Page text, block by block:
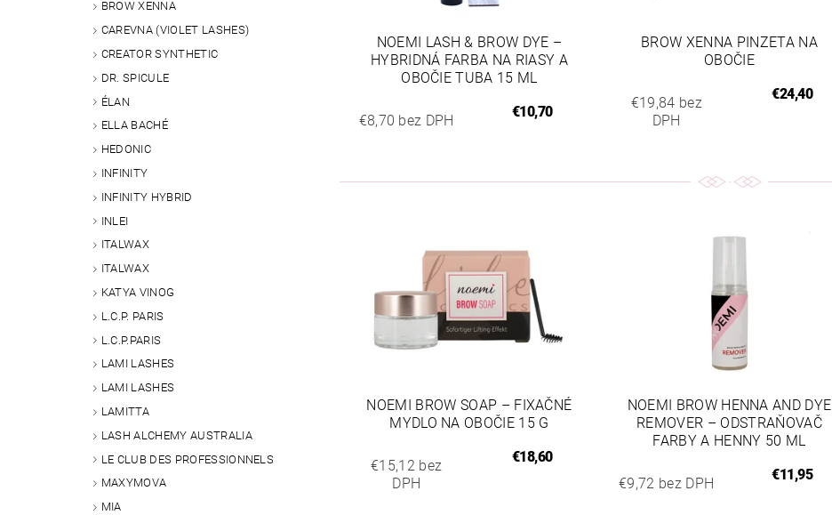
BROW XENNA
CAREVNA (VIOLET LASHES)
CREATOR SYNTHETIC
DR. SPICULE
ÉLAN
ELLA BACHÉ
HEDONIC
INFINITY
INFINITY HYBRID
INLEI
ITALWAX
ITALWAX
KATYA VINOG
L.C.P. PARIS
L.C.P.PARIS
LAMI LASHES
LAMI LASHES
LAMITTA
LASH ALCHEMY AUSTRALIA
LE CLUB DES PROFESSIONNELS
MAXYMOVA
MIA
NOEMI LASH & BROW DYE –
HYBRIDNÁ FARBA NA RIASY A
OBOČIE TUBA 15 ML
€8,70 bez DPH
€10,70
BROW XENNA PINZETA NA
OBOČIE
€19,84 bez
DPH
€24,40
NOEMI BROW SOAP – FIXAČNÉ
MYDLO NA OBOČIE 15 G
€15,12 bez
DPH
€18,60
NOEMI BROW HENNA AND DYE
REMOVER – ODSTRAŇOVAČ
FARBY A HENNY 50 ML
€9,72 bez DPH
€11,95